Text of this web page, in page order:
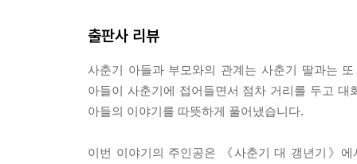
출판사 리뷰
사춘기 아들과 부모와의 관계는 사춘기 딸과는
아들이 사춘기에 접어들면서 점차 거리를 두고
아들의 이야기를 따뜻하게 풀어냈습니다.
이번 이야기의 주인공은 《사춘기 대 갱년기》